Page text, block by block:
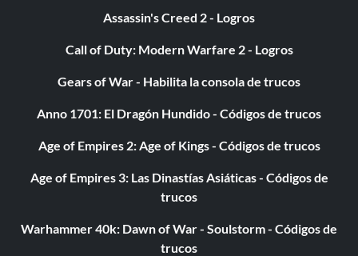
Assassin's Creed 2 - Logros
Call of Duty: Modern Warfare 2 - Logros
Gears of War - Habilita la consola de trucos
Anno 1701: El Dragón Hundido - Códigos de trucos
Age of Empires 2: Age of Kings - Códigos de trucos
Age of Empires 3: Las Dinastías Asiáticas - Códigos de
trucos
Warhammer 40k: Dawn of War - Soulstorm - Códigos de
trucos